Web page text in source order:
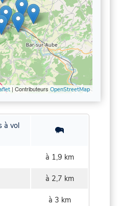
| Contributeurs OpenStreetMap
à vol
à 1,9 km
à 2,7 km
à 3 km